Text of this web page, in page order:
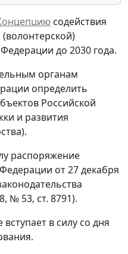
содействия
до 2030 года.
органам
определить
Российской
и развития
распоряжение
от 27 декабря
№ 53, ст. 8791).
в силу со дня